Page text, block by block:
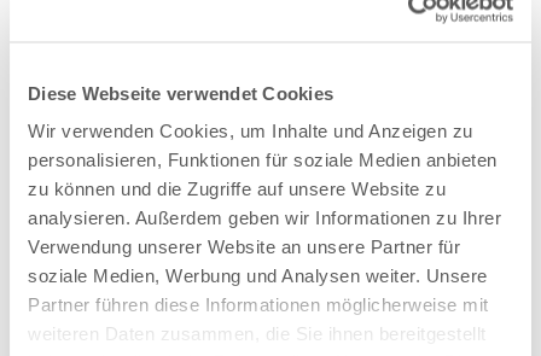
Diese Webseite verwendet Cookies
Wir verwenden Cookies, um Inhalte und Anzeigen zu
personalisieren, Funktionen für soziale Medien anbieten
zu können und die Zugriffe auf unsere Website zu
analysieren. Außerdem geben wir Informationen zu Ihrer
Verwendung unserer Website an unsere Partner für
soziale Medien, Werbung und Analysen weiter. Unsere
Partner führen diese Informationen möglicherweise mit
weiteren Daten zusammen, die Sie ihnen bereitgestellt
Bahnen
Nachhaltig
Nachhaltige Baumwolle (BCI)
Zusammensetzung